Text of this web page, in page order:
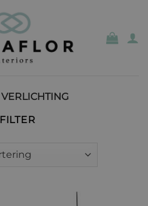
VERLICHTING
FILTER